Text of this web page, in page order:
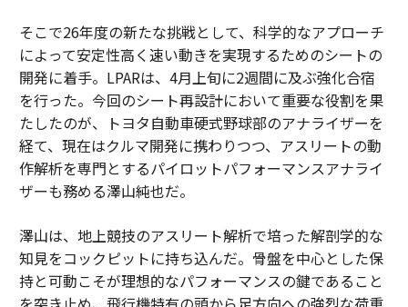
そこで26年度の新たな挑戦として、科学的なアプローチ
によって安定性高く速い動きを実現するためのシートの
開発に着手。LPARは、4月上旬に2週間に及ぶ強化合宿
を行った。今回のシート再設計において重要な役割を果
たしたのが、トヨタ自動車硬式野球部のアナライザーを
経て、現在はクルマ開発に携わりつつ、アスリートの動
作解析を専門とするパイロットパフォーマンスアナライ
ザーも務める澤山純也だ。
澤山は、地上競技のアスリート解析で培った解剖学的な
知見をコックピットに持ち込んだ。骨盤を中心とした保
持と可動こそが理想的なパフォーマンスの鍵であること